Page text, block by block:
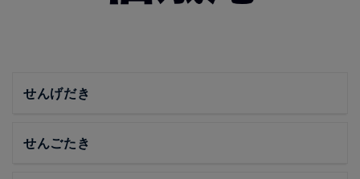
せんげだき
せんごたき